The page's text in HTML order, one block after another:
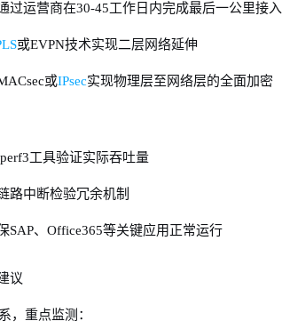
过运营商在30-45工作日内完成最后一公里接入
或EVPN技术实现二层网络延伸
或IPsec实现物理层至网络层的全面加密
工具验证实际吞吐量
路中断检验冗余机制
SAP、Office365等关键应用正常运行
议
，重点监测：